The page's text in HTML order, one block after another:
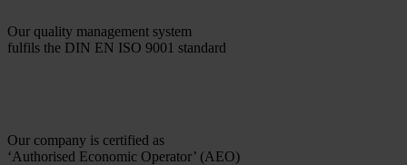
Our quality management system
fulfils the DIN EN ISO 9001 standard
Our company is certified as
‘Authorised Economic Operator’ (AEO)